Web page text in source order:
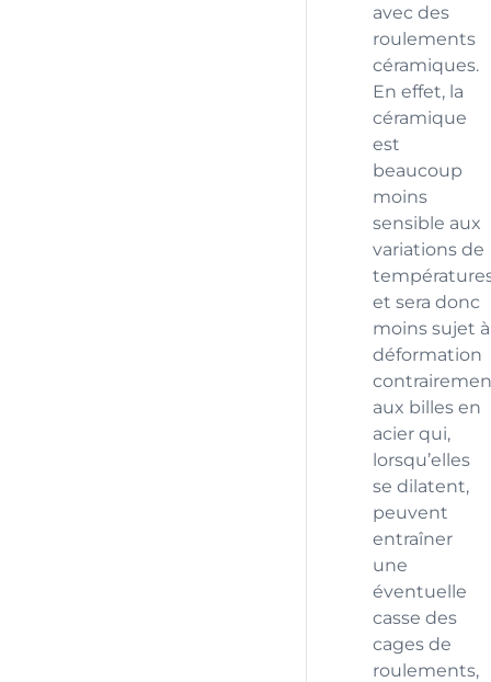
avec des
roulements
céramiques.
En effet, la
céramique
est
beaucoup
moins
sensible aux
variations de
et sera donc
moins sujet à
déformation
aux billes en
acier qui,
lorsqu’elles
se dilatent,
peuvent
entraîner
une
éventuelle
casse des
cages de
roulements,